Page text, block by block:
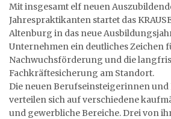
Mit insgesamt elf neuen
Jahrespraktikanten startet das
Altenburg in das neue
Unternehmen ein deutliches Zeichen
Nachwuchsförderung und die
Fachkräftesicherung am Standort.
Die neuen Berufseinsteigerinnen
verteilen sich auf verschiedene
und gewerbliche Bereiche. Drei von